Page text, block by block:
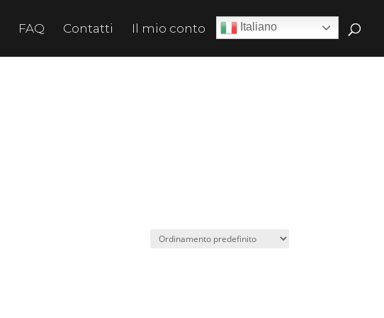
FAQ Contatti Il mio conto Italiano